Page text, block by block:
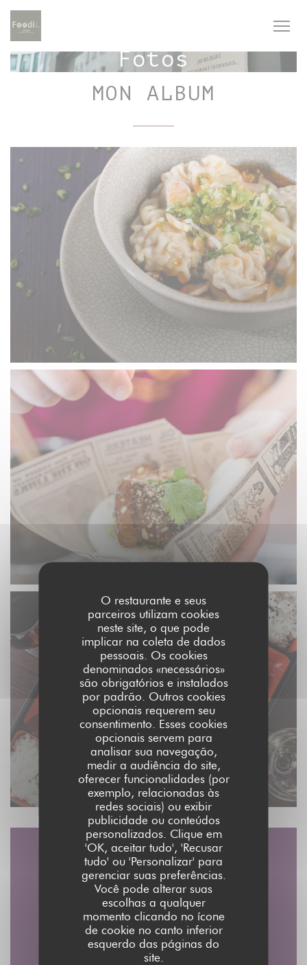
Painel de Gerenciamento de Cookies
O restaurante e seus
parceiros utilizam cookies
neste site, o que pode
implicar na coleta de dados
pessoais. Os cookies
denominados «necessários»
são obrigatórios e instalados
por padrão. Outros cookies
opcionais requerem seu
consentimento. Esses cookies
opcionais servem para
analisar sua navegação,
medir a audiência do site,
oferecer funcionalidades (por
exemplo, relacionadas às
redes sociais) ou exibir
publicidade ou conteúdos
personalizados. Clique em
'OK, aceitar tudo', 'Recusar
tudo' ou 'Personalizar' para
gerenciar suas preferências.
Você pode alterar suas
escolhas a qualquer
momento clicando no ícone
de cookie no canto inferior
esquerdo das páginas do
site.
Fotos
MON ALBUM
Mapa e Contacto
2 rue du Nil - 3 RUE DAMIETTE ( l'entrée par )
75002 Paris((abre numa nova